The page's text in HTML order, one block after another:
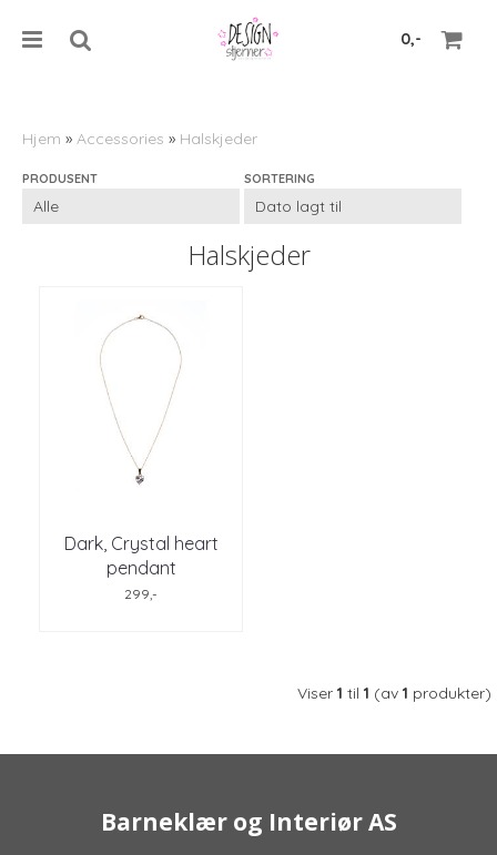
0,-
Hjem » Accessories » Halskjeder
PRODUSENT SORTERING
Halskjeder
Dark, Crystal heart
pendant
299,-
Viser 1 til 1 (av 1 produkter)
Barneklær og Interiør AS